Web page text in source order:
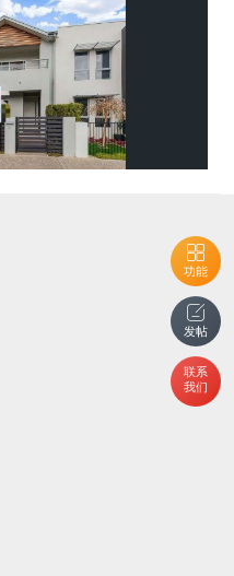
功能
发帖
联系
我们